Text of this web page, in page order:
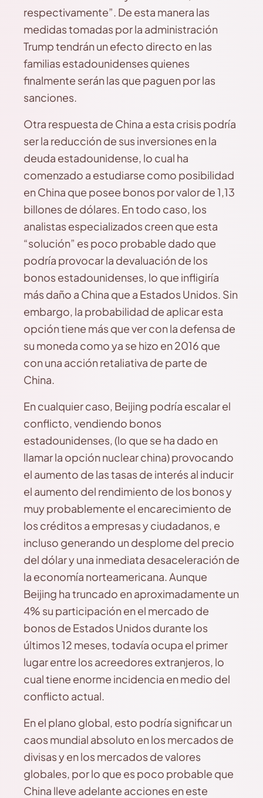
respectivamente”. De esta manera las
medidas tomadas por la administración
Trump tendrán un efecto directo en las
familias estadounidenses quienes
finalmente serán las que paguen por las
sanciones.
Otra respuesta de China a esta crisis podría
ser la reducción de sus inversiones en la
deuda estadounidense, lo cual ha
comenzado a estudiarse como posibilidad
en China que posee bonos por valor de 1,13
billones de dólares. En todo caso, los
analistas especializados creen que esta
“solución” es poco probable dado que
podría provocar la devaluación de los
bonos estadounidenses, lo que infligiría
más daño a China que a Estados Unidos. Sin
embargo, la probabilidad de aplicar esta
opción tiene más que ver con la defensa de
su moneda como ya se hizo en 2016 que
con una acción retaliativa de parte de
China.
En cualquier caso, Beijing podría escalar el
conflicto, vendiendo bonos
estadounidenses, (lo que se ha dado en
llamar la opción nuclear china) provocando
el aumento de las tasas de interés al inducir
el aumento del rendimiento de los bonos y
muy probablemente el encarecimiento de
los créditos a empresas y ciudadanos, e
incluso generando un desplome del precio
del dólar y una inmediata desaceleración de
la economía norteamericana. Aunque
Beijing ha truncado en aproximadamente un
4% su participación en el mercado de
bonos de Estados Unidos durante los
últimos 12 meses, todavía ocupa el primer
lugar entre los acreedores extranjeros, lo
cual tiene enorme incidencia en medio del
conflicto actual.
En el plano global, esto podría significar un
caos mundial absoluto en los mercados de
divisas y en los mercados de valores
globales, por lo que es poco probable que
China lleve adelante acciones en este